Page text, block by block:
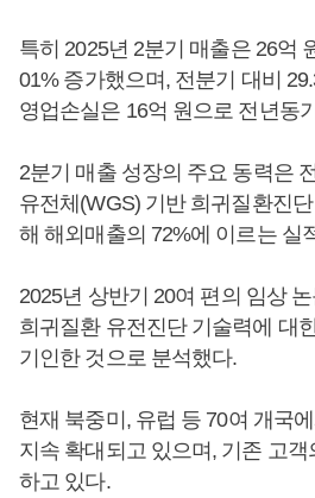
특히 2025년 2분기 매출은 26억
01% 증가했으며, 전분기 대비
영업손실은 16억 원으로 전년동
2분기 매출 성장의 주요 동력은
유전체(WGS) 기반 희귀질환진
해 해외매출의 72%에 이르는 실
2025년 상반기 20여 편의 임상
희귀질환 유전진단 기술력에 대
기인한 것으로 분석했다.
현재 북중미, 유럽 등 70여 개국
지속 확대되고 있으며, 기존 고
하고 있다.